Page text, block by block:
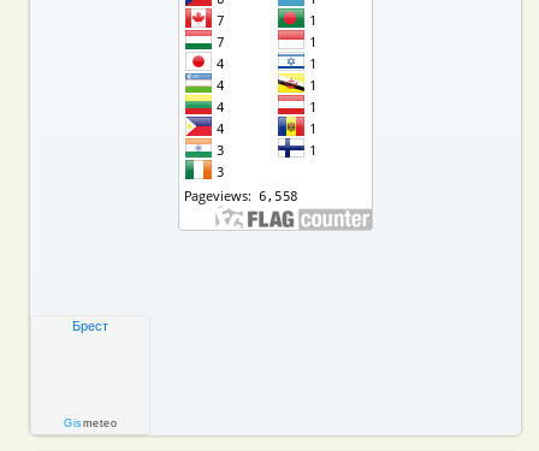
Брест
Gismeteo